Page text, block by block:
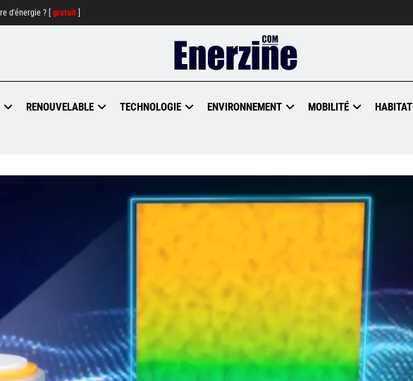
d'énergie ? [ gratuit
RENOUVELABLE TECHNOLOGIE ENVIRONNEMENT MOBILITÉ HABITAT